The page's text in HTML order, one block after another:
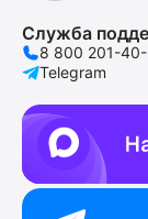
Служба
8 800 201-
Telegram